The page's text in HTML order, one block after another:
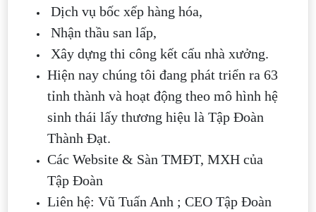
Dịch vụ bốc xếp hàng hóa,
Nhận thầu san lấp,
Xây dựng thi công kết cấu nhà xưởng.
Hiện nay chúng tôi đang phát triển ra 63
tỉnh thành và hoạt động theo mô hình hệ
sinh thái lấy thương hiệu là Tập Đoàn
Thành Đạt.
Các Website & Sàn TMĐT, MXH của
Tập Đoàn
Liên hệ: Vũ Tuấn Anh ; CEO Tập Đoàn